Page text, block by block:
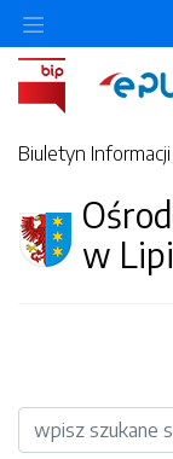
Biuletyn
w
Wyszukiwarka